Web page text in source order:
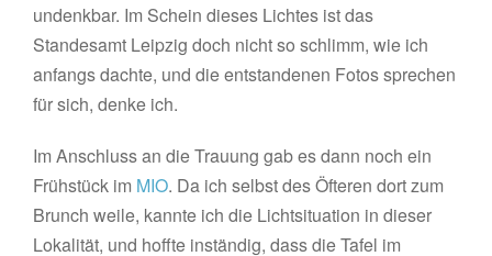
undenkbar. Im Schein dieses Lichtes ist das
Standesamt Leipzig doch nicht so schlimm, wie ich
anfangs dachte, und die entstandenen Fotos sprechen
für sich, denke ich.
Im Anschluss an die Trauung gab es dann noch ein
Frühstück im MIO. Da ich selbst des Öfteren dort zum
Brunch weile, kannte ich die Lichtsituation in dieser
Lokalität, und hoffte inständig, dass die Tafel im